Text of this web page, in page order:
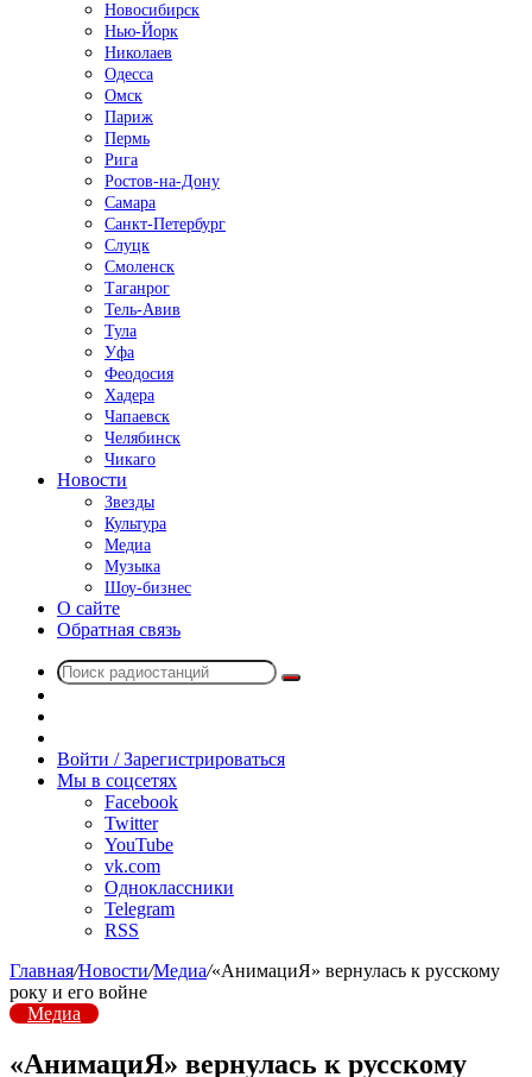
Новосибирск
Нью-Йорк
Николаев
Одесса
Омск
Париж
Пермь
Рига
Ростов-на-Дону
Самара
Санкт-Петербург
Слуцк
Смоленск
Таганрог
Тель-Авив
Тула
Уфа
Феодосия
Хадера
Чапаевск
Челябинск
Чикаго
Новости
Звезды
Культура
Медиа
Музыка
Шоу-бизнес
О сайте
Обратная связь
Поиск
радио
Войти / Зарегистрироваться
Мы в соцсетях
Facebook
Twitter
YouTube
vk.com
Одноклассники
Telegram
RSS
Главная/Новости/Медиа/«АнимациЯ» вернулась к русскому
року и его войне
Медиа
«АнимациЯ» вернулась к русскому